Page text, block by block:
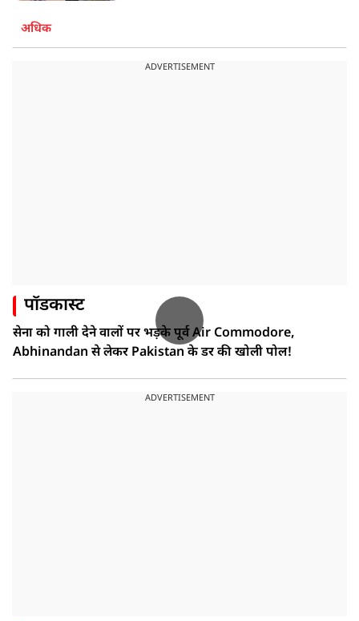
अधिक
ADVERTISEMENT
पॉडकास्ट
सेना को गाली देने वालों पर भड़के पूर्व Air Commodore,
Abhinandan से लेकर Pakistan के डर की खोली पोल!
ADVERTISEMENT